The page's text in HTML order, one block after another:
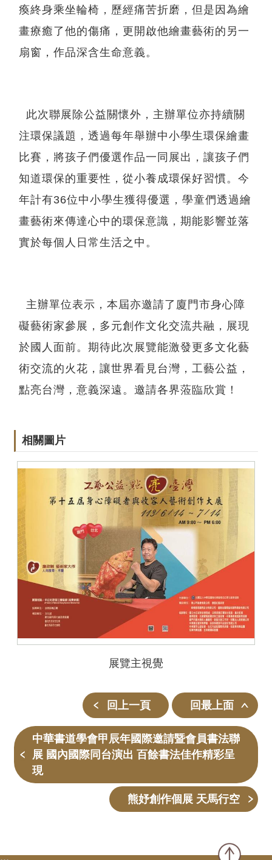
瘓終身乘坐輪椅，歷經痛苦折磨，但是因為繪
畫療癒了他的傷痛，更開啟他繪畫藝術的另一
扇窗，作品深含生命意義。
此次聯展除公益關懷外，主辦單位亦持續關
注環保議題，透過每年舉辦中小學生環保繪畫
比賽，將孩子們優選作品一同展出，讓孩子們
知道環保的重要性，從小養成環保好習慣。今
年計有36位中小學生獲得優選，學童們透過繪
畫藝術來傳達心中的環保意識，期能影響並落
實於每個人日常生活之中。
主辦單位表示，本屆亦邀請了廈門市身心障
礙藝術家參展，多元創作文化交流共融，展現
於國人面前。期待此次展覽能激發更多文化藝
術交流的火花，讓世界看見台灣，工藝公益，
點亮台灣，意義深遠。邀請各界蒞臨欣賞！
相關圖片
展覽主視覺
回上一頁 回最上面
中華書道學會甲辰年國際邀請暨會員書法聯
展 國內國際同台演出 百餘書法佳作精彩呈
現
熊妤創作個展 天馬行空